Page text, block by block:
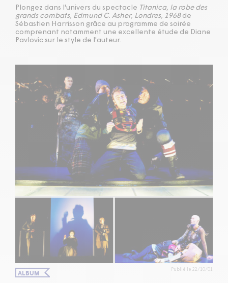
Plongez dans l'univers du spectacle Titanica, la robe des
grands combats, Edmund C. Asher, Londres, 1968de
Sébastien Harrisson grâce au programme de soirée
comprenant notamment une excellente étude de Diane
Pavlovic sur le style de l'auteur.
ALBUM Publié le 22/10/01